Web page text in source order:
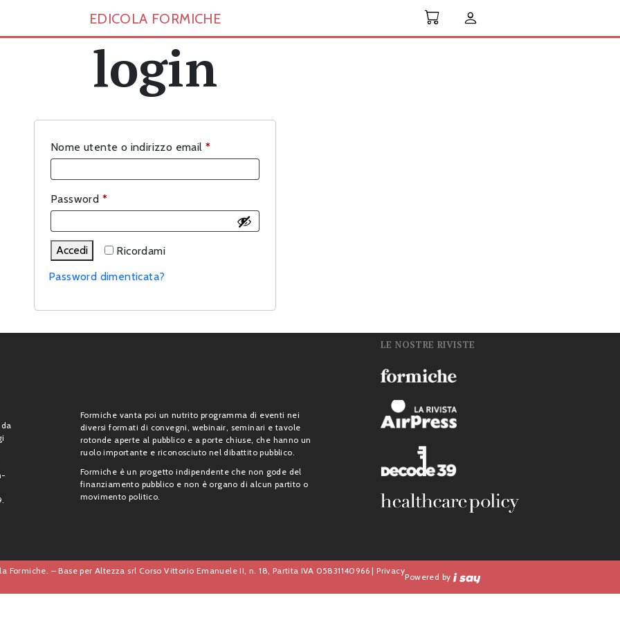
EDICOLA FORMICHE
login
Nome utente o indirizzo email *Richiesto
Password *Richiesto
Ricordami
Accedi
Password dimenticata?
Formiche vanta poi un nutrito programma di eventi nei
diversi formati di convegni, webinair, seminari e tavole
rotonde aperte al pubblico e a porte chiuse, che hanno un
ruolo importante e riconosciuto nel dibattito pubblico.
Formiche è un progetto indipendente che non gode del
finanziamento pubblico e non è organo di alcun partito o
movimento politico.
LE NOSTRE RIVISTE
Formiche. – Base per Altezza srl Corso Vittorio Emanuele II, n. 18, Partita IVA 05831140966 |Privacy
Powered by